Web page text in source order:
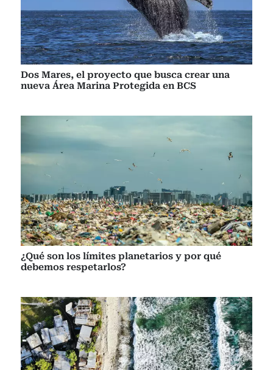
Dos Mares, el proyecto que busca crear una
nueva Área Marina Protegida en BCS
¿Qué son los límites planetarios y por qué
debemos respetarlos?